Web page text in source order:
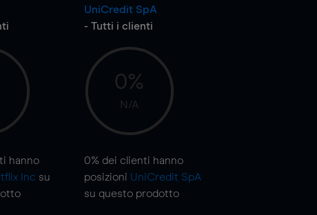
hanno
Inc su
UniCredit SpA
- Tutti i clienti
0%
N/A
0% dei clienti hanno
posizioni UniCredit SpA
su questo prodotto